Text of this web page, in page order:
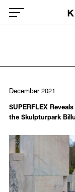
Skip to main content
Global Menu
December 2021
SUPERFLEX
the Skulpturpark
994
/upload/news/
SUPERFLEX
December 31, 2021
SUPERFLEX,Play